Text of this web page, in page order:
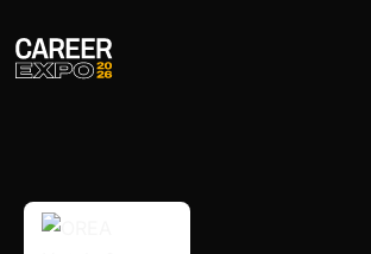
to
content